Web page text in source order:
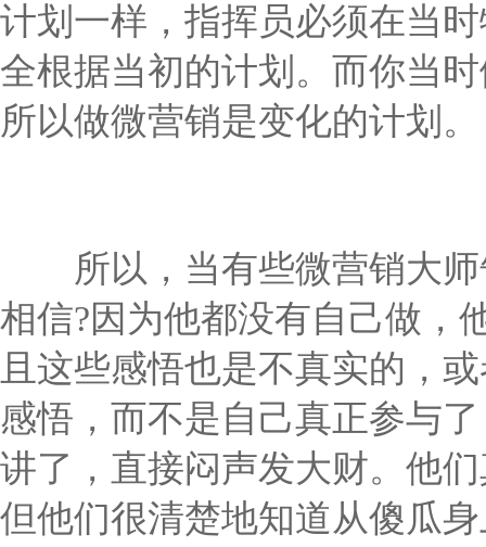
计划一样，指挥员必须在当
全根据当初的计划。而你当
所以做微营销是变化的计划。
所以，当有些微营销大师
相信?因为他都没有自己做，
且这些感悟也是不真实的，
感悟，而不是自己真正参与
讲了，直接闷声发大财。他
但他们很清楚地知道从傻瓜